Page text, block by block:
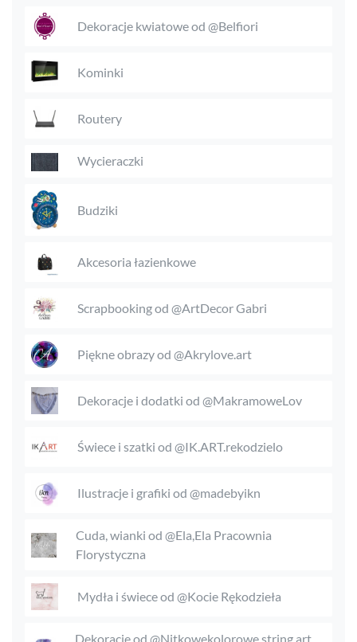
Dekoracje kwiatowe od @Belfiori
Kominki
Routery
Wycieraczki
Budziki
Akcesoria łazienkowe
Scrapbooking od @ArtDecor Gabri
Piękne obrazy od @Akrylove.art
Dekoracje i dodatki od @MakramoweLov
Świece i szatki od @IK.ART.rekodzielo
Ilustracje i grafiki od @madebyikn
Cuda, wianki od @Ela,Ela Pracownia
Florystyczna
Mydła i świece od @Kocie Rękodzieła
Dekoracje od @Nitkowekolorowe string art